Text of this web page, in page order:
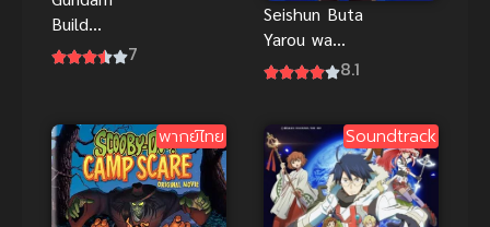
Build
Fighters Try
อร์ส ไทร
7
Seishun Buta
Yarou wa
Bunny Girl
Minai เรื่องฝัน
ปั่นป่วยของผม
กับรุ่นพี่บันนี่
เกิร์ล (ซับไทย)
8.1
พากย์ไทย Soundtrack